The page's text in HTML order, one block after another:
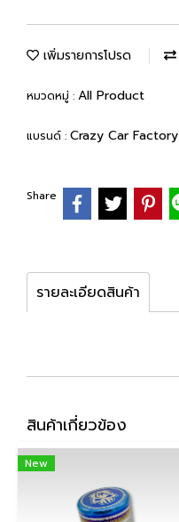
เพิ่มรายการโปรด
หมวดหมู่ : All Product
แบรนด์ : Crazy Car Factory
Share
รายละเอียดสินค้า
สินค้าเกี่ยวข้อง
New